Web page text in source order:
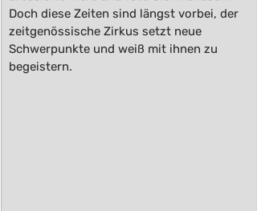
Doch diese Zeiten sind längst vorbei, der
zeitgenössische Zirkus setzt neue
Schwerpunkte und weiß mit ihnen zu
begeistern.